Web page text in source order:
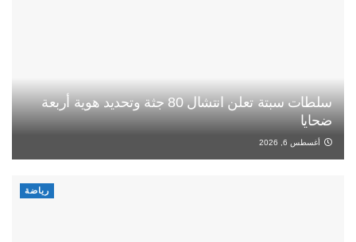
سلطات سبتة تعلن انتشال 80 جثة وتحديد هوية أربعة
ضحايا
أغسطس 6, 2026
رياضة